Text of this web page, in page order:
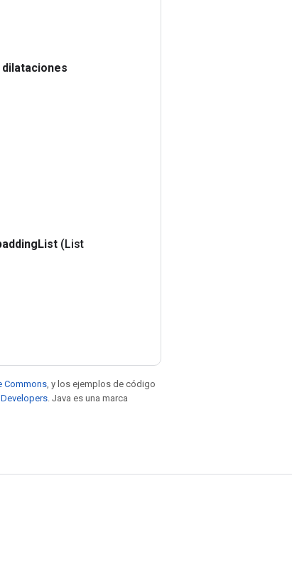
dilataciones
List (List
Commons , y los ejemplos de código
. Java es una marca